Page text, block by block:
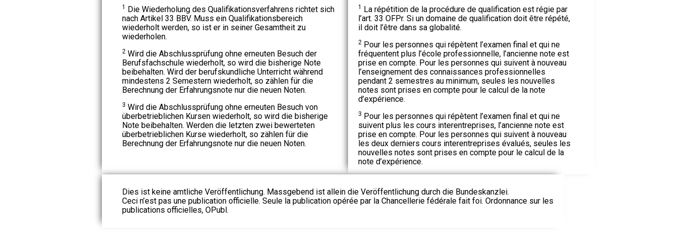
1 Die Wiederholung des Qualifikationsverfahrens richtet sich
nach Artikel 33 BBV. Muss ein Qualifikationsbereich
wiederholt werden, so ist er in seiner Gesamtheit zu
wiederholen.
2Wird die Abschlussprüfung ohne erneuten Besuch der
Berufsfachschule wiederholt, so wird die bisherige Note
beibehalten. Wird der berufskundliche Unterricht während
mindestens 2 Semestern wiederholt, so zählen für die
Berechnung der Erfahrungsnote nur die neuen Noten.
3 Wird die Abschlussprüfung ohne erneuten Besuch von
überbetrieblichen Kursen wiederholt, so wird die bisherige
Note beibehalten. Werden die letzten zwei bewerteten
überbetrieblichen Kurse wiederholt, so zählen für die
Berechnung der Erfahrungsnote nur die neuen Noten.
1 La répétition de la procédure de qualification est régie par
l’art. 33 OFPr. Si un domaine de qualification doit être répété,
il doit l’être dans sa globalité.
2Pour les personnes qui répètent l’examen final et qui ne
fréquentent plus l’école professionnelle, l’ancienne note est
prise en compte. Pour les personnes qui suivent à nouveau
l’enseignement des connaissances professionnelles
pendant 2 semestres au minimum, seules les nouvelles
notes sont prises en compte pour le calcul de la note
d’expérience.
3 Pour les personnes qui répètent l’examen final et qui ne
suivent plus les cours interentreprises, l’ancienne note est
prise en compte. Pour les personnes qui suivent à nouveau
les deux derniers cours interentreprises évalués, seules les
nouvelles notes sont prises en compte pour le calcul de la
note d’expérience.
Dies ist keine amtliche Veröffentlichung. Massgebend ist allein die Veröffentlichung durch die Bundeskanzlei.
Ceci n’est pas une publication officielle. Seule la publication opérée par la Chancellerie fédérale fait foi. Ordonnance sur les
publications officielles, OPubl.